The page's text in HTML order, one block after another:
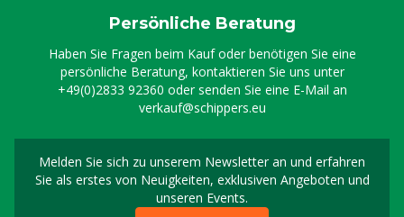
Persönliche Beratung
Haben Sie Fragen beim Kauf oder benötigen Sie eine
persönliche Beratung, kontaktieren Sie uns unter
+49(0)2833 92360 oder senden Sie eine E-Mail an
verkauf@schippers.eu
Melden Sie sich zu unserem Newsletter an und erfahren
Sie als erstes von Neuigkeiten, exklusiven Angeboten und
unseren Events.
Melden Sie sich für